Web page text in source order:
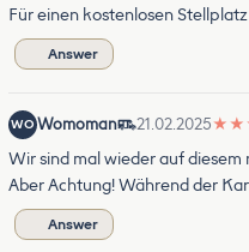
Für einen kostenlosen
Answer
WO Womoman 21.02.2025★ ★
Wir sind mal wieder auf
Aber Achtung! Während der
Answer